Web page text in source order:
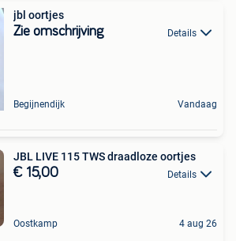
jbl oortjes
Zie omschrijving Details
Begijnendijk Vandaag
JBL LIVE 115 TWS draadloze oortjes
€ 15,00 Details
Oostkamp 4 aug 26